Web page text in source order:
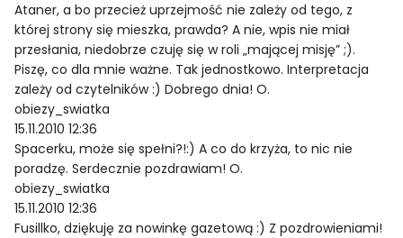
Ataner, a bo przecież uprzejmość nie zależy od tego, z
której strony się mieszka, prawda? A nie, wpis nie miał
przesłania, niedobrze czuję się w roli „mającej misję” ;).
Piszę, co dla mnie ważne. Tak jednostkowo. Interpretacja
zależy od czytelników :) Dobrego dnia! O.
obiezy_swiatka
15.11.2010 12:36
Spacerku, może się spełni?!:) A co do krzyża, to nic nie
poradzę. Serdecznie pozdrawiam! O.
obiezy_swiatka
15.11.2010 12:36
Fusillko, dziękuję za nowinkę gazetową :) Z pozdrowieniami!